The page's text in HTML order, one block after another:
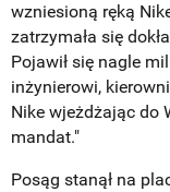
wzniesioną ręką
zatrzymała się
Pojawił się nagle
inżynierowi,
Nike wjeżdżając do
mandat."
Posąg stanął na